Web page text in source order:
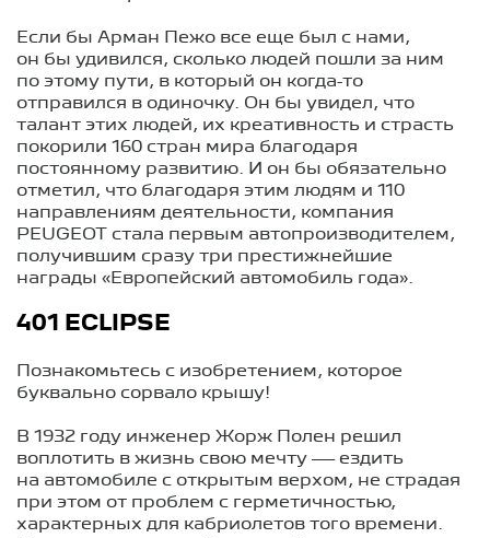
Если бы Арман Пежо все еще был с нами,
он бы удивился, сколько людей пошли за ним
по этому пути, в который он когда-то
отправился в одиночку. Он бы увидел, что
талант этих людей, их креативность и страсть
покорили 160 стран мира благодаря
постоянному развитию. И он бы обязательно
отметил, что благодаря этим людям и 110
направлениям деятельности, компания
PEUGEOT стала первым автопроизводителем,
получившим сразу три престижнейшие
награды «Европейский автомобиль года».
401 ECLIPSE
Познакомьтесь с изобретением, которое
буквально сорвало крышу!
В 1932 году инженер Жорж Полен решил
воплотить в жизнь свою мечту — ездить
на автомобиле с открытым верхом, не страдая
при этом от проблем с герметичностью,
характерных для кабриолетов того времени.